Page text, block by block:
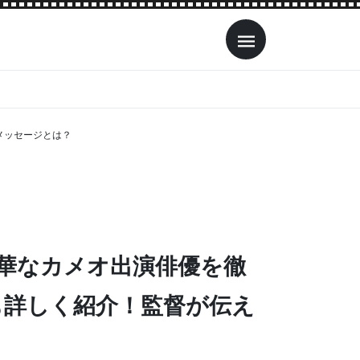
セージとは？
なカメオ出演俳優を徹
しく紹介！監督が伝え